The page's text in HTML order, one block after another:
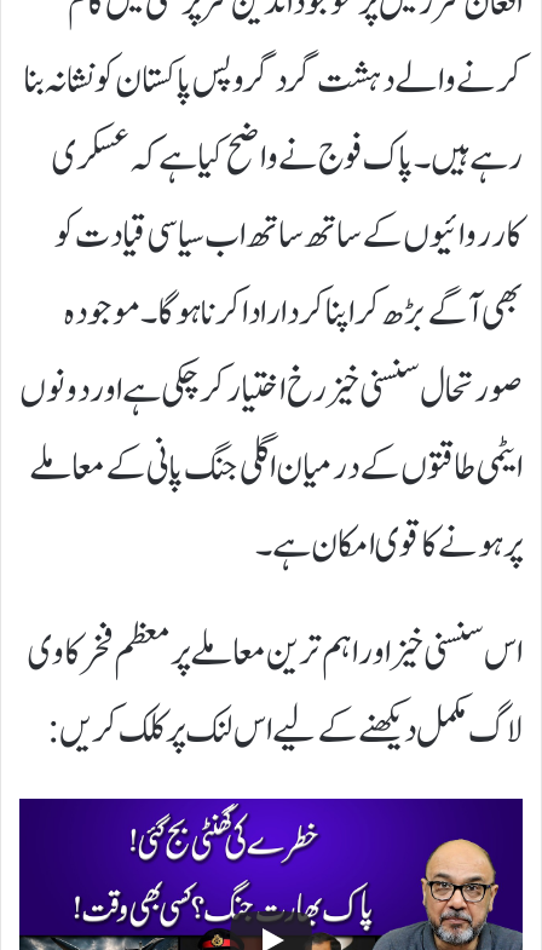
کرنے والے دہشت گرد گروپس پاکستان کو نشانہ بنا
رہے ہیں۔ پاک فوج نے واضح کیا ہے کہ عسکری
کارروائیوں کے ساتھ ساتھ اب سیاسی قیادت کو
بھی آگے بڑھ کر اپنا کردار ادا کرنا ہوگا۔ موجودہ
صورتحال سنسنی خیز رخ اختیار کر چکی ہے اور دونوں
ایٹمی طاقتوں کے درمیان اگلی جنگ پانی کے معاملے
پر ہونے کا قوی امکان ہے۔
​اس سنسنی خیز اور اہم ترین معاملے پر معظم فخر کا وی
لاگ مکمل دیکھنے کے لیے اس لنک پر کلک کریں: